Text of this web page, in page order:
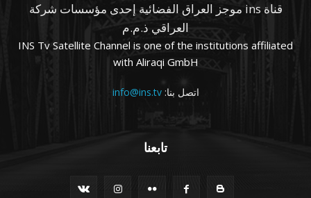
قناة ins موجز العراق الفضائية إحدى مؤسسات شركة
العراقي ذ.م.م
INS Tv Satellite Channel is one of the institutions affiliated
with Aliraqi GmbH
اتصل بنا:info@ins.tv
تابعنا